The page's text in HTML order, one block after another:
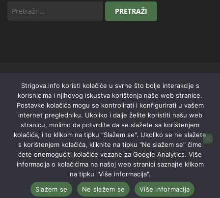
TZ Općine Štrigova. Sva prava pridržana | Pravila o kolačićima
o pristupačnosti
Strigova.info koristi kolačiće u svrhe što bolje interakcije s
korisnicima i njihovog iskustva korištenja naše web stranice.
Postavke kolačića mogu se kontrolirati i konfigurirati u vašem
internet pregledniku. Ukoliko i dalje želite koristiti našu web
stranicu, molimo da potvrdite da se slažete sa korištenjem
kolačića, i to klikom na tipku "Slažem se". Ukoliko se ne slažete
s korištenjem kolačića, kliknite na tipku "Ne slažem se" čime
ćete onemogućiti kolačiće vezane za Google Analytics. Više
informacija o kolačićima na našoj web stranici saznajte klikom
na tipku "Više informacija".
Slažem se
Ne slažem se Više informacija